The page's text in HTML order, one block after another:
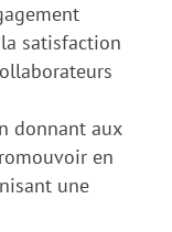
satisfaction
donnant aux
en
une